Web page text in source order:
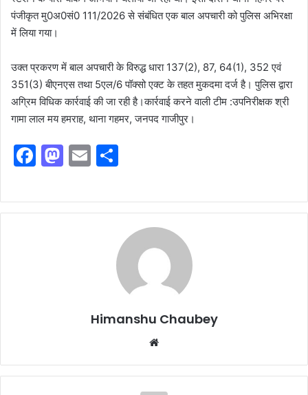
पंजीकृत मु0अ0सं0 111/2026 से संबंधित एक बाल अपचारी को पुलिस अभिरक्षा
में लिया गया।
उक्त प्रकरण में बाल अपचारी के विरुद्ध धारा 137(2), 87, 64(1), 352 एवं
351(3) बीएनएस तथा 5एल/6 पॉक्सो एक्ट के तहत मुकदमा दर्ज है। पुलिस द्वारा
अग्रिम विधिक कार्रवाई की जा रही है।कार्रवाई करने वाली टीम :उपनिरीक्षक श्री
गामा लाल मय हमराह, थाना गहमर, जनपद गाजीपुर।
F
c
e
M
st
o
E
ai
l
ar
e
Himanshu Chaubey